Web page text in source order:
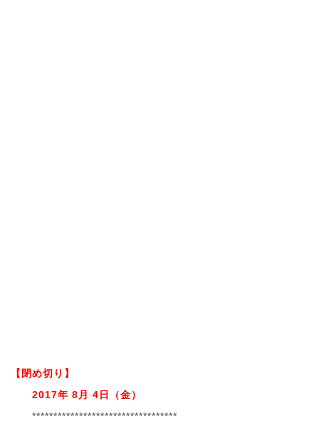
【閉め切り】
2017年 8月 4日（金）
**********************************